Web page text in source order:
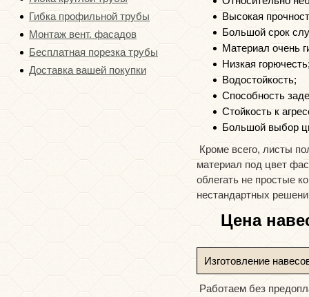
Гибка профильной трубы
Монтаж вент. фасадов
Бесплатная порезка трубы
Доставка вашей покупки
Высокая
Большой срок
Материал очень
Низкая
Водостойкость;
Способность
Стойкость к
Большой выбор
Кроме всего, листы
материал под цвет
облегать не простые
нестандартных
Цена
Изготовление
Работаем без